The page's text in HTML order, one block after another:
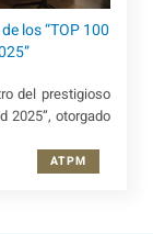
los “TOP 100
del prestigioso
2025”, otorgado
ATPM